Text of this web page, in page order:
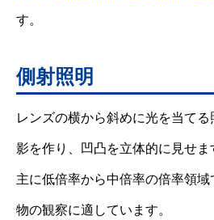
す。
側射照明
レンズの横から斜めに光を当て
影を作り、凹凸を立体的に見せま
主に低倍率から中倍率の倍率領
物の観察に適しています。